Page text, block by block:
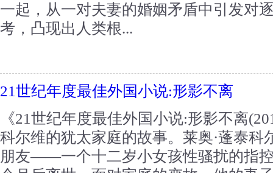
一起，从一对夫妻的婚姻矛盾中引发对
考，凸现出人类根...
21世纪年度最佳外国小说:形影不离
《21世纪年度最佳外国小说:形影不离
科尔维的犹太家庭的故事。莱奥·蓬泰科
朋友——一个十二岁小女孩性骚扰的指